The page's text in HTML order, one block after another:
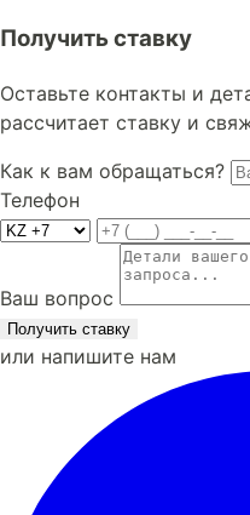
Получить ставку
Оставьте контакты и
рассчитает ставку и
Как к вам обращаться?
Телефон
Ваш вопрос
Получить ставку
или напишите нам